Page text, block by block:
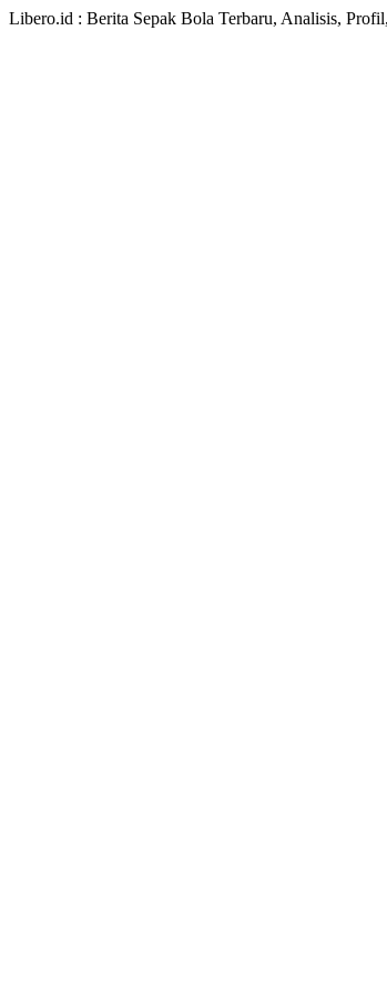
Libero.id : Berita Sepak Bola Terbaru, Analisis,